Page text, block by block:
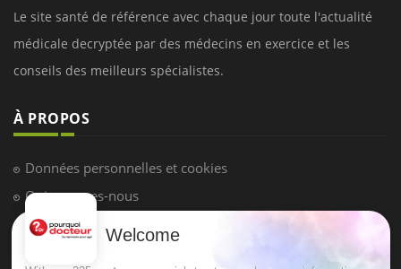
Le site santé de référence avec chaque jour toute l'actualité
médicale decryptée par des médecins en exercice et les
conseils des meilleurs spécialistes.
À PROPOS
Données personnelles et cookies
Qui sommes-nous
Conditions d'utilisation
Welcome